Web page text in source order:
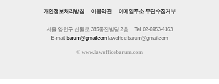
개인정보처리방침 이용약관 이메일주소 무단수집거부
서울 양천구 신월로 385동진빌딩 2층
Tel. 02-6953-4163
E-mail.barum@gmail.comlawoffice.barum@gmail.com
© www.lawofficebarum.com